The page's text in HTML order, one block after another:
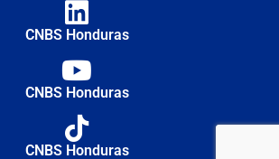
CNBS Honduras
CNBS Honduras
CNBS Honduras